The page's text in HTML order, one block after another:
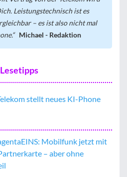
Leistungstechnisch ist es
– es ist also nicht mal
Michael - Redaktion
stellt neues KI-Phone
Mobilfunk jetzt mit
– aber ohne